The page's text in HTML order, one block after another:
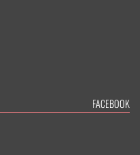
FACEBOOK